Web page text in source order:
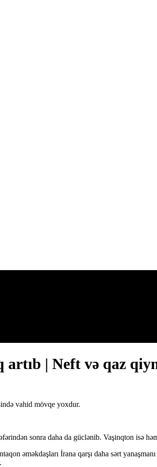
artıb | Neft və qaz
vahid mövqe yoxdur.
sonra daha da güclənib. Vaşinqton isə
əməkdaşları İrana qarşı daha sərt